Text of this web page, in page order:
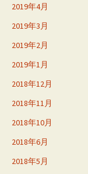
2019年4月
2019年3月
2019年2月
2019年1月
2018年12月
2018年11月
2018年10月
2018年6月
2018年5月